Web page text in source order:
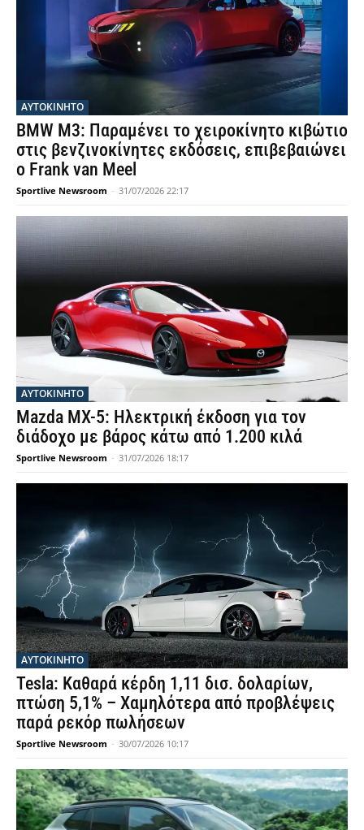
ΑΥΤΟΚΙΝΗΤΟ
BMW M3: Παραμένει το χειροκίνητο κιβώτιο
στις βενζινοκίνητες εκδόσεις, επιβεβαιώνει
ο Frank van Meel
Sportlive Newsroom - 31/07/2026 22:17
ΑΥΤΟΚΙΝΗΤΟ
Mazda MX-5: Ηλεκτρική έκδοση για τον
διάδοχο με βάρος κάτω από 1.200 κιλά
Sportlive Newsroom - 31/07/2026 18:17
ΑΥΤΟΚΙΝΗΤΟ
Tesla: Καθαρά κέρδη 1,11 δισ. δολαρίων,
πτώση 5,1% – Χαμηλότερα από προβλέψεις
παρά ρεκόρ πωλήσεων
Sportlive Newsroom - 30/07/2026 10:17